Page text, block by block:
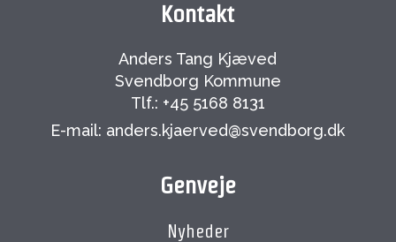
Kontakt
Anders Tang Kjæved
Svendborg Kommune
Tlf.: +45 5168 8131
E-mail: anders.kjaerved@svendborg.dk
Genveje
Nyheder